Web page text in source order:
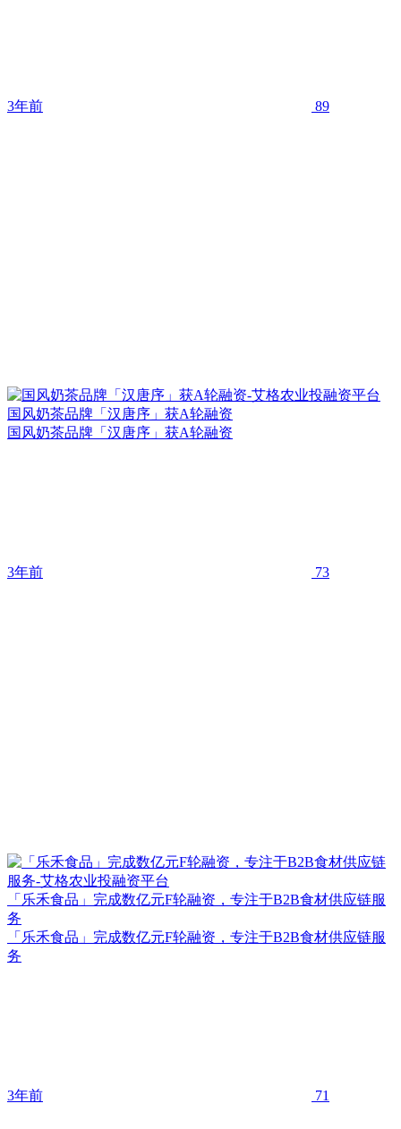
3年前 89
国风奶茶品牌「汉唐序」获A轮融资
国风奶茶品牌「汉唐序」获A轮融资
3年前 73
「乐禾食品」完成数亿元F轮融资，专注于B2B食材供应链服
务
「乐禾食品」完成数亿元F轮融资，专注于B2B食材供应链服
务
3年前 71